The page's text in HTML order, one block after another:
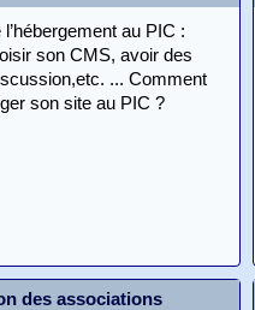
l’hébergement au PIC :
son CMS, avoir des
... Comment
son site au PIC ?
des associations